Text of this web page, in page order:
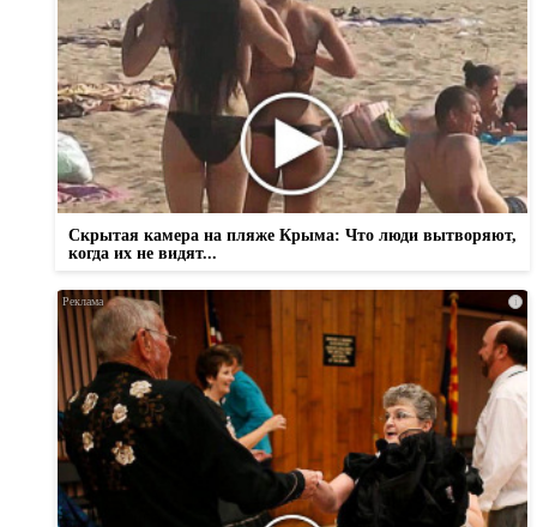
Скрытая камера на пляже Крыма: Что люди вытворяют,
когда их не видят...
i